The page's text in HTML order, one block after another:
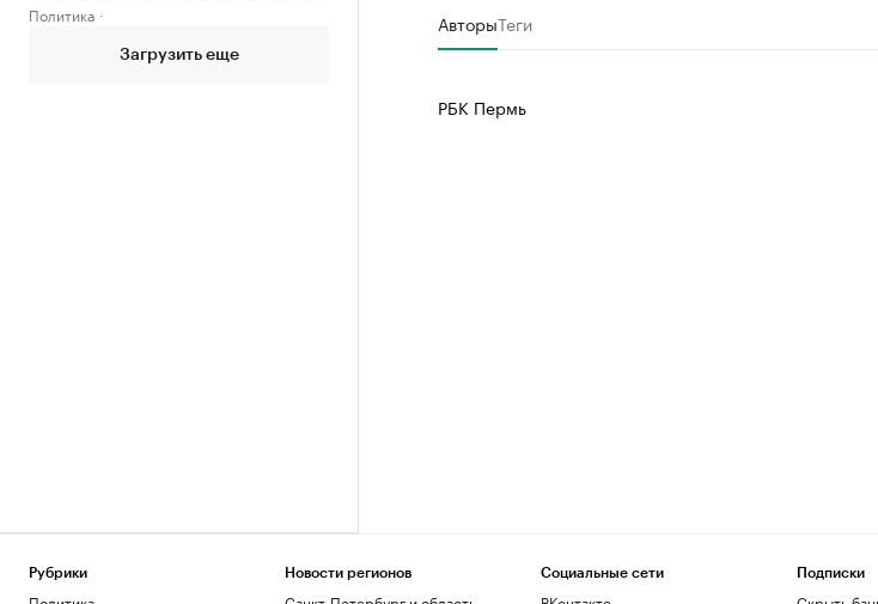
Политика
Загрузить еще
АвторыТеги
РБК Пермь
Рубрики Новости регионов Социальные сети Подписки